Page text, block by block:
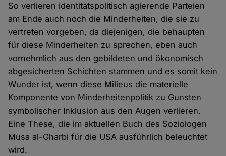
So verlieren identitätspolitisch agierende Parteien
am Ende auch noch die Minderheiten, die sie zu
vertreten vorgeben, da diejenigen, die behaupten
für diese Minderheiten zu sprechen, eben auch
vornehmlich aus den gebildeten und ökonomisch
abgesicherten Schichten stammen und es somit kein
Wunder ist, wenn diese Milieus die materielle
Komponente von Minderheitenpolitik zu Gunsten
symbolischer Inklusion aus den Augen verlieren.
Eine These, die im aktuellen Buch des Soziologen
Musa al-Gharbi für die USA ausführlich beleuchtet
wird.